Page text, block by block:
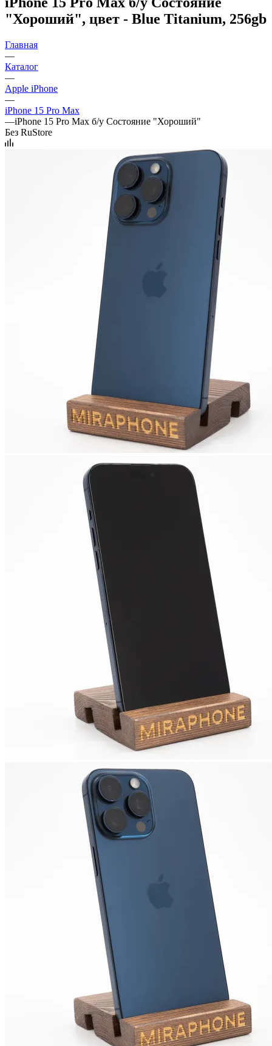
"Хороший", цвет - Blue Titanium, 256gb
Главная
—
Каталог
—
Apple iPhone
—
iPhone 15 Pro Max
—iPhone 15 Pro Max б/у Состояние "Хороший"
Без RuStore